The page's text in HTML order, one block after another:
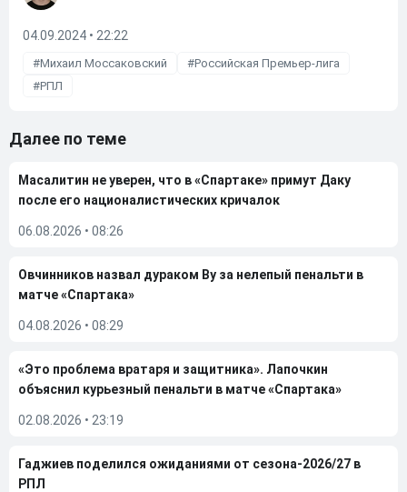
04.09.2024 • 22:22
Михаил Моссаковский
Российская Премьер-лига
РПЛ
Далее по теме
Масалитин не уверен, что в «Спартаке» примут Даку
после его националистических кричалок
06.08.2026 • 08:26
Овчинников назвал дураком Ву за нелепый пенальти в
матче «Спартака»
04.08.2026 • 08:29
«Это проблема вратаря и защитника». Лапочкин
объяснил курьезный пенальти в матче «Спартака»
02.08.2026 • 23:19
Гаджиев поделился ожиданиями от сезона-2026/27 в
РПЛ